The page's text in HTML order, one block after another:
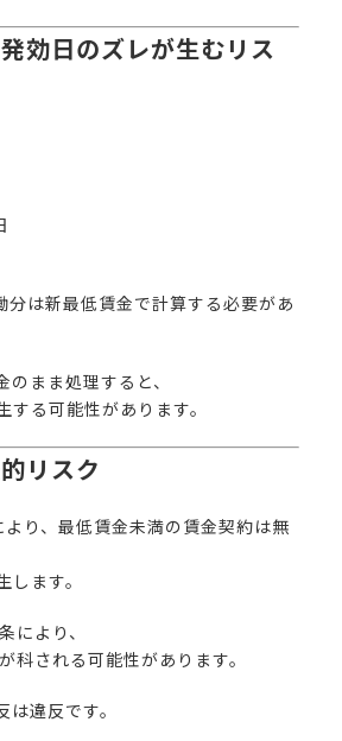
効日のズレが生むリス
分は新最低賃金で計算する必要があ
まま処理すると、
る可能性があります。
リスク
り、最低賃金未満の賃金契約は無
ます。
により、
科される可能性があります。
違反です。